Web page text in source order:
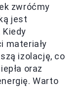
zwróćmy
jest
Kiedy
materiały
izolację, co
oraz
Warto